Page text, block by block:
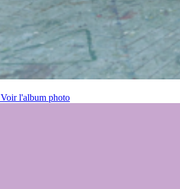
Voir l'album photo